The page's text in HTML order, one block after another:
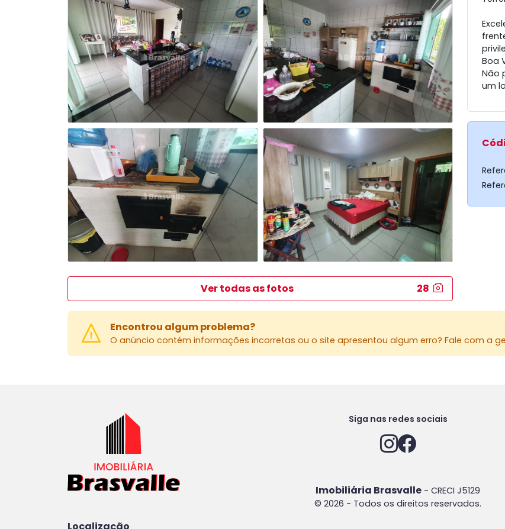
Ver todas as fotos 28
Boa
Não
um
Encontrou algum problema?
O anúncio contém informações incorretas ou o site apresentou algum erro? Fale com a
Siga nas redes sociais
Imobiliária Brasvalle - CRECI J5129
© 2026 - Todos os direitos reservados.